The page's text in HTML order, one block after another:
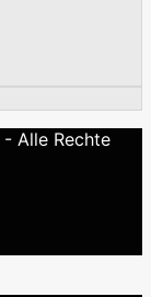
- Alle Rechte